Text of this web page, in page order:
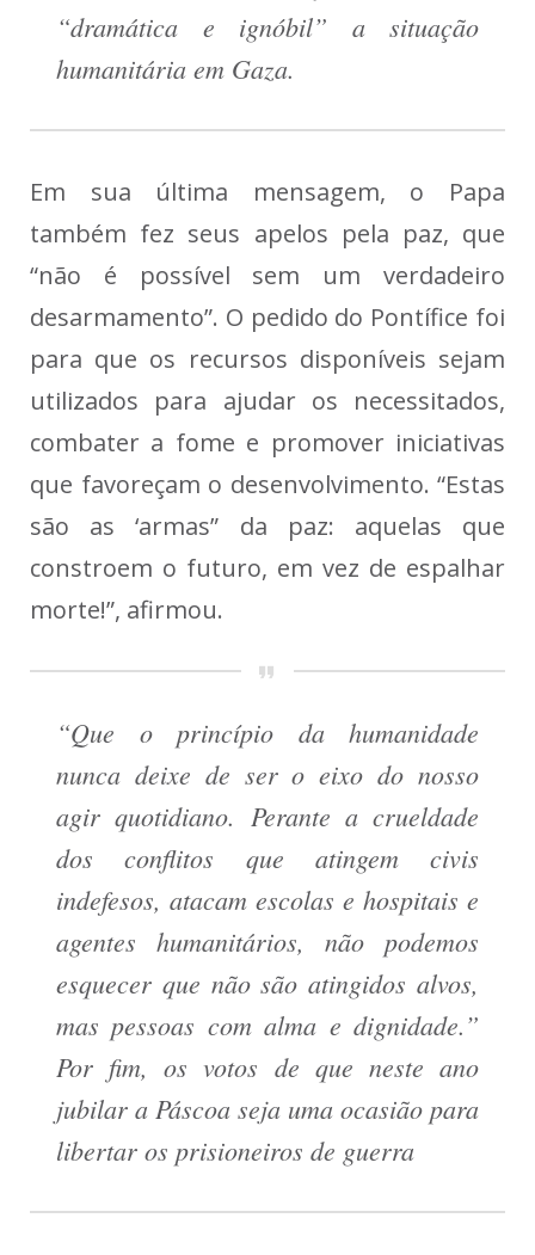
“dramática e ignóbil” a situação
humanitária em Gaza.
Em sua última mensagem, o Papa
também fez seus apelos pela paz, que
“não é possível sem um verdadeiro
desarmamento”. O pedido do Pontífice foi
para que os recursos disponíveis sejam
utilizados para ajudar os necessitados,
combater a fome e promover iniciativas
que favoreçam o desenvolvimento. “Estas
são as ‘armas” da paz: aquelas que
constroem o futuro, em vez de espalhar
morte!”, afirmou.
“Que o princípio da humanidade
nunca deixe de ser o eixo do nosso
agir quotidiano. Perante a crueldade
dos conflitos que atingem civis
indefesos, atacam escolas e hospitais e
agentes humanitários, não podemos
esquecer que não são atingidos alvos,
mas pessoas com alma e dignidade.”
Por fim, os votos de que neste ano
jubilar a Páscoa seja uma ocasião para
libertar os prisioneiros de guerra